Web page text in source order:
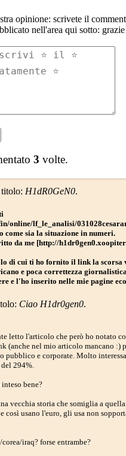
opinione: scrivete il
nell'area qui sotto:
3 volte.
H1dR0GeN0.
online/lf_le_analisi/
come sia la situazione in numeri.
da me [http://
di cui ti ho fornito il link la scorsa
e poca correttezza
e l'ho inserito nelle mie pagine
Ciao H1dr0gen0.
letto l'articolo che però ho notato
(anche nel mio articolo mancano :)
e corporate. Molto
294%.
bene?
vecchia storia che somiglia a
così usano l'euro, gli usa non
iraq? forse entrambe?